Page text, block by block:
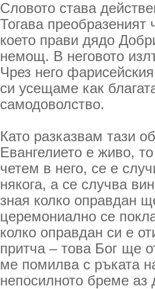
Словото става
Тогава
което прави дядо
немощ. В неговото
Чрез него
си усещаме как
самодоволство.
Като разказвам тази
Евангелието е живо,
четем в него, се е
някога, а се случва
зная колко оправдан
церемониално се
колко оправдан си е
притча – това Бог ще
ме помилва с ръката
непосилното бреме аз